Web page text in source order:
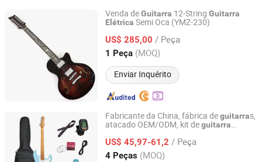
Venda deGuitarra 12-String Guitarra
Elétrica Semi Oca (YMZ-230)
US$ 285,00 / Peça
1 Peça (MOQ)
Enviar Inquérito
Jinan Time Machine Tech Co., Ltd.
Shandong, China Desde 2014
Fabricante da China, fábrica deguitarras,
atacado OEM/ODM, kit deguitarra
US$ 45,97-61,2 / Peça
4 Peças (MOQ)
Guangzhou Huayi Musical Instruments Co., Ltd.
Guangdong, China Desde 2024